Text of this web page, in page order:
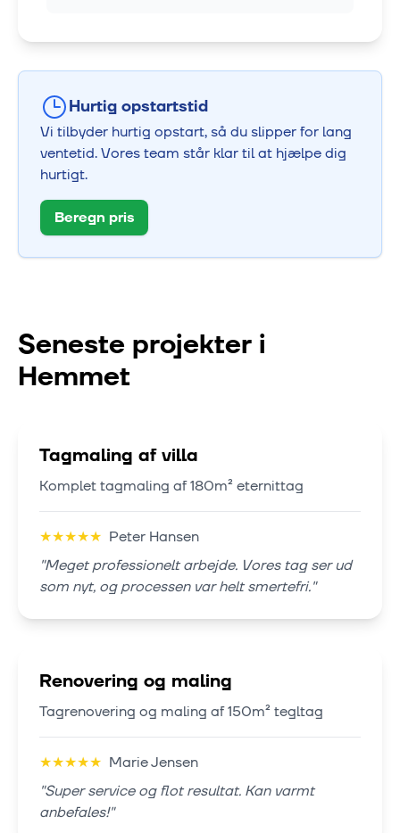
Hurtig opstartstid
Vi tilbyder hurtig opstart, så du slipper for lang
ventetid. Vores team står klar til at hjælpe dig
hurtigt.
Beregn pris
Seneste projekter i
Hemmet
Tagmaling af villa
Komplet tagmaling af 180m² eternittag
★★★★★ Peter Hansen
"Meget professionelt arbejde. Vores tag ser ud
som nyt, og processen var helt smertefri."
Renovering og maling
Tagrenovering og maling af 150m² tegltag
★★★★★ Marie Jensen
"Super service og flot resultat. Kan varmt
anbefales!"